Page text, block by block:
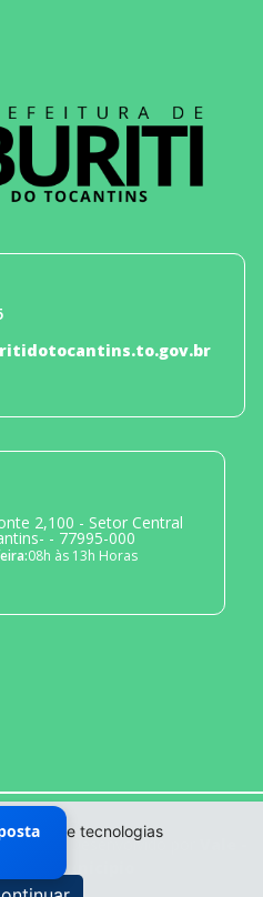
cookies e tecnologias
2,100 - Setor Central
- 77995-000
08h às 13h Horas
©| Desenvolvido por
seu Municipio